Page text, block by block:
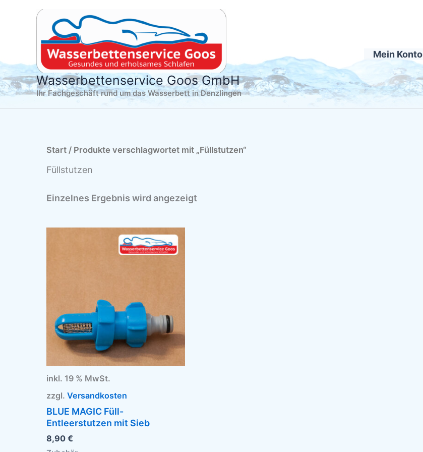
Wasserbettenservice Goos GmbH
Ihr Fachgeschäft rund um das Wasserbett in Denzlingen
Mein Konto
Start / Produkte verschlagwortet mit „Füllstutzen“
Füllstutzen
Einzelnes Ergebnis wird angezeigt
inkl. 19 % MwSt.
zzgl. Versandkosten
BLUE MAGIC Füll-
Entleerstutzen mit Sieb
8,90 €